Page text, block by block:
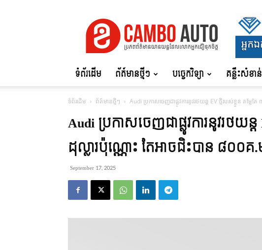
Auto
ទំព័រដើម ព័ត៍មានថ្មីៗ បច្ចេកវិទ្យា គន្លឹះសំខា
ទំព័រដើម ព័ត៍មានថ្មីៗ Audi ប្រកាសចេញជាផ្លូវការនូវរថយន្ត EV ថ្មីរបស់ខ្លួន តម្ល
Audi ប្រកាសចេញជាផ្លូវការនូវរថយន្
ដុល្លារប៉ុណ្ណោះ តែអាចជិះបាន ៨០០គ
September 17, 2025